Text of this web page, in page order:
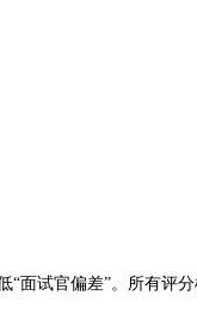
试官偏差”。所有